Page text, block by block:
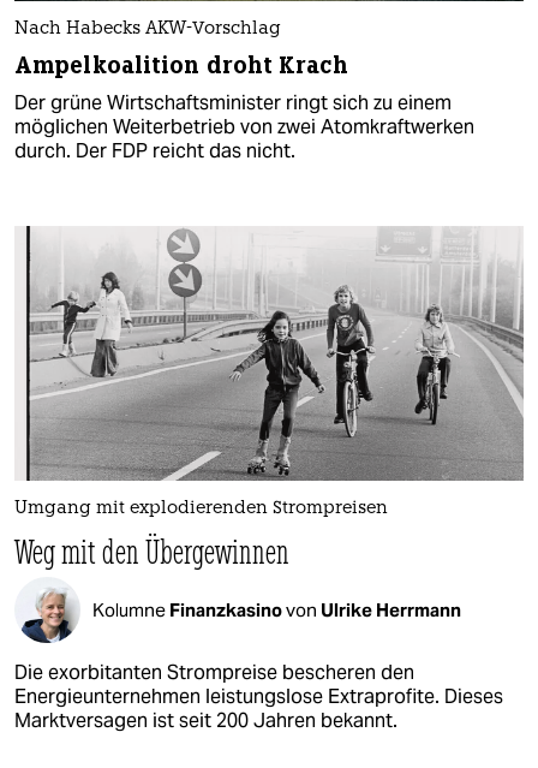
Nach Habecks AKW-Vorschlag
Ampelkoalition droht Krach
Der grüne Wirtschaftsminister ringt sich zu einem
möglichen Weiterbetrieb von zwei Atomkraftwerken
durch. Der FDP reicht das nicht.
Umgang mit explodierenden Strompreisen
Weg mit den Übergewinnen
Kolumne Finanzkasinovon Ulrike Herrmann
Die exorbitanten Strompreise bescheren den
Energieunternehmen leistungslose Extraprofite. Dieses
Marktversagen ist seit 200 Jahren bekannt.